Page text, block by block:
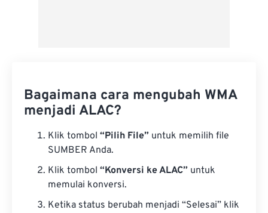
Bagaimana cara mengubah WMA
menjadi ALAC?
Klik tombol “Pilih File” untuk memilih file
SUMBER Anda.
Klik tombol “Konversi ke ALAC” untuk
memulai konversi.
Ketika status berubah menjadi “Selesai” klik